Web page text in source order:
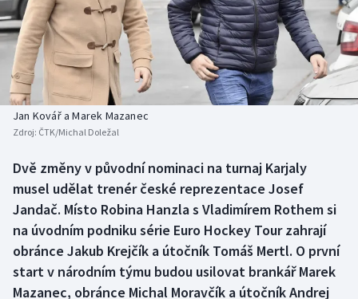
Baseball a softbal
Basketbal
Biatlon
Boby a skeleton
Box
Curling
Dostihy
Florbal
Soutěže
Historické návraty
Aplikace ČT sport
AZ kvíz
Jan Kovář a Marek Mazanec
Zdroj: ČTK/Michal Doležal
Dvě změny v původní nominaci na turnaj Karjaly
musel udělat trenér české reprezentace Josef
Jandač. Místo Robina Hanzla s Vladimírem Rothem si
na úvodním podniku série Euro Hockey Tour zahrají
obránce Jakub Krejčík a útočník Tomáš Mertl. O první
start v národním týmu budou usilovat brankář Marek
Mazanec, obránce Michal Moravčík a útočník Andrej